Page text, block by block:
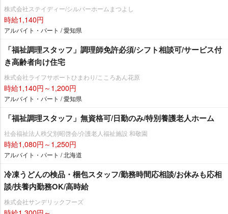
株式会社ステイディー/シルバーホームまつよし
時給1,140円
アルバイト・パート / 愛知県
「福祉調理スタッフ」調理師免許必須/シフト相談可/サービス付
き高齢者向け住宅
株式会社ライフサポートひまわり/こころあん花原
時給1,140円～1,200円
アルバイト・パート / 愛知県
「福祉調理スタッフ」無資格可/日勤のみ/特別養護老人ホーム
社会福祉法人秩父別昭啓会/介護老人福祉施設 和敬園
時給1,080円～1,250円
アルバイト・パート / 北海道
冷凍うどんの検品・梱包スタッフ/勤務時間応相談/お休みも応相
談/扶養内勤務OK/高時給
株式会社サンデリックフーズ